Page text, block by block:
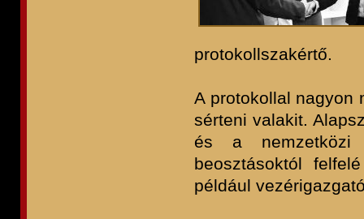
protokollszakértő.
A protokollal nagyon
sérteni valakit.
és a nemzetközi
beosztásoktól
például